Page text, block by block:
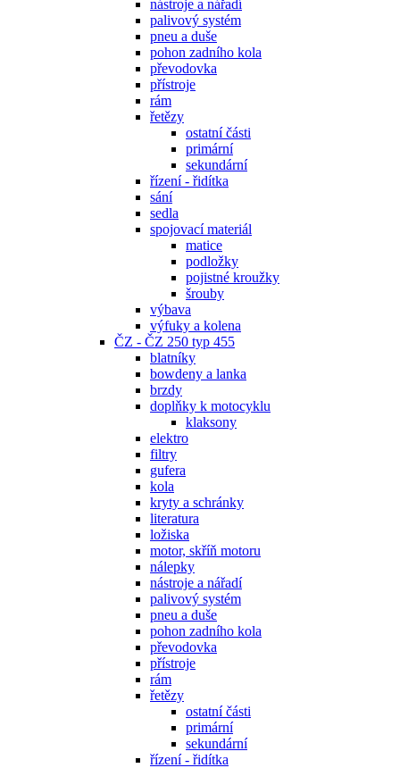
nástroje a nářadí
palivový systém
pneu a duše
pohon zadního kola
převodovka
přístroje
rám
řetězy
ostatní části
primární
sekundární
řízení - řidítka
sání
sedla
spojovací materiál
matice
podložky
pojistné kroužky
šrouby
výbava
výfuky a kolena
ČZ - ČZ 250 typ 455
blatníky
bowdeny a lanka
brzdy
doplňky k motocyklu
klaksony
elektro
filtry
gufera
kola
kryty a schránky
literatura
ložiska
motor, skříň motoru
nálepky
nástroje a nářadí
palivový systém
pneu a duše
pohon zadního kola
převodovka
přístroje
rám
řetězy
ostatní části
primární
sekundární
řízení - řidítka